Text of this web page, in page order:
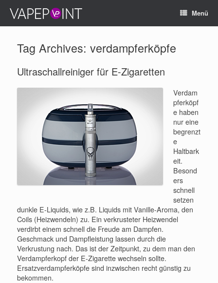
Menü
Tag Archives: verdampferköpfe
Ultraschallreiniger für E-Zigaretten
Verdam
pferköpf
e haben
nur eine
begrenzt
e
Haltbark
eit.
Besond
ers
schnell
setzen
dunkle E-Liquids, wie z.B. Liquids mit Vanille-Aroma, den
Coils (Heizwendeln) zu. Ein verkrusteter Heizwendel
verdirbt einem schnell die Freude am Dampfen.
Geschmack und Dampfleistung lassen durch die
Verkrustung nach. Das ist der Zeitpunkt, zu dem man den
Verdampferkopf der E-Zigarette wechseln sollte.
Ersatzverdampferköpfe sind inzwischen recht günstig zu
bekommen.